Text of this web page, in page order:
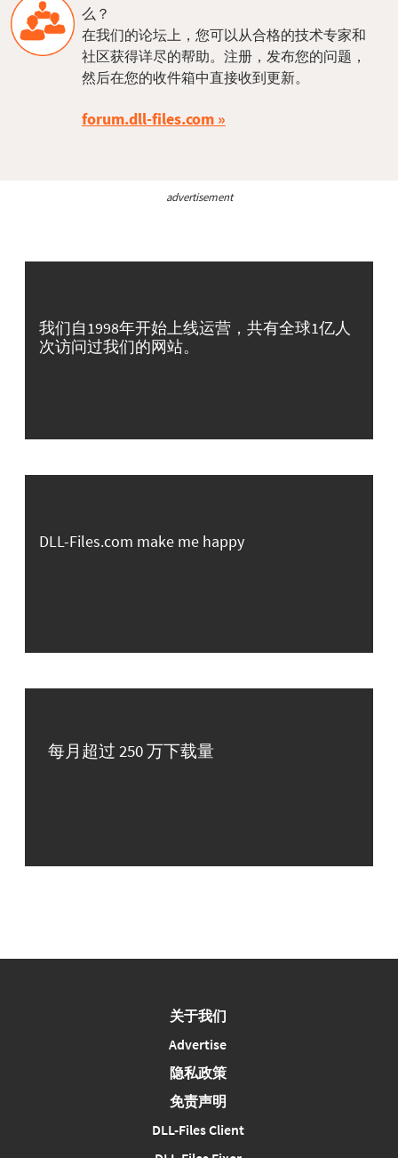
么？
在我们的论坛上，您可以从合格的技术专家和
社区获得详尽的帮助。注册，发布您的问题，
然后在您的收件箱中直接收到更新。
forum.dll-files.com
advertisement
我们自1998年开始上线运营，共有全球1亿人
次访问过我们的网站。
DLL-Files.com make me happy
每月超过 250 万下载量
关于我们
Advertise
隐私政策
免责声明
DLL-Files Client